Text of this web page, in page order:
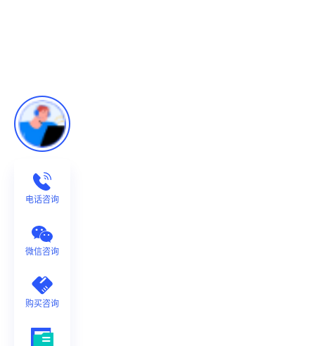
电话咨询
微信咨询
购买咨询